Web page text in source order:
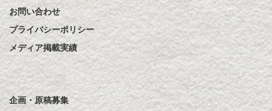
お問い合わせ
プライバシーポリシー
メディア掲載実績
企画・原稿募集